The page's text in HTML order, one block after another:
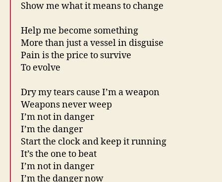
Show me what it means to change
Help me become something
More than just a vessel in disguise
Pain is the price to survive
To evolve
Dry my tears cause I’m a weapon
Weapons never weep
I’m not in danger
I’m the danger
Start the clock and keep it running
It’s the one to beat
I’m not in danger
I’m the danger now